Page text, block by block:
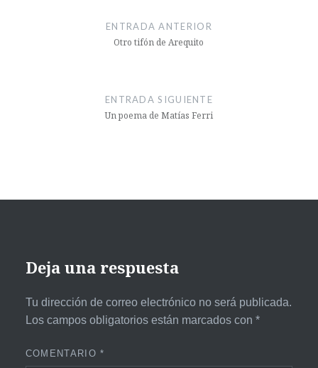
ENTRADA ANTERIOR
Otro tifón de Arequito
ENTRADA SIGUIENTE
Un poema de Matías Ferri
Deja una respuesta
Tu dirección de correo electrónico no será publicada.
Los campos obligatorios están marcados con *
COMENTARIO*